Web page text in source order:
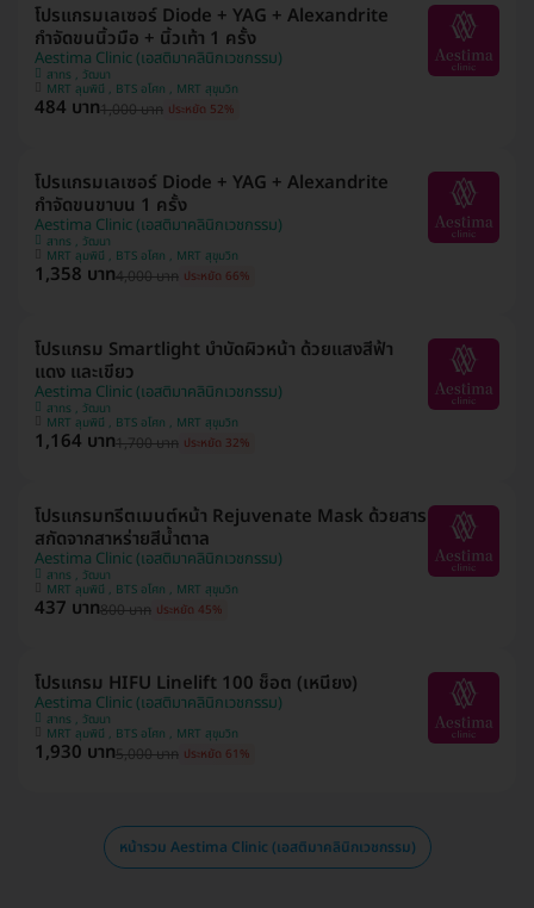
โปรแกรมเลเซอร์ Diode + YAG + Alexandrite
กำจัดขนนิ้วมือ + นิ้วเท้า 1 ครั้ง
Aestima Clinic (เอสติมาคลินิกเวชกรรม)
สาทร , วัฒนา
MRT ลุมพินี , BTS อโศก , MRT สุขุมวิท
484 บาท1,000 บาท ประหยัด 52%
โปรแกรมเลเซอร์ Diode + YAG + Alexandrite
กำจัดขนขาบน 1 ครั้ง
Aestima Clinic (เอสติมาคลินิกเวชกรรม)
สาทร , วัฒนา
MRT ลุมพินี , BTS อโศก , MRT สุขุมวิท
1,358 บาท4,000 บาท ประหยัด 66%
โปรแกรม Smartlight บำบัดผิวหน้า ด้วยแสงสีฟ้า
แดง และเขียว
Aestima Clinic (เอสติมาคลินิกเวชกรรม)
สาทร , วัฒนา
MRT ลุมพินี , BTS อโศก , MRT สุขุมวิท
1,164 บาท1,700 บาท ประหยัด 32%
โปรแกรมทรีตเมนต์หน้า Rejuvenate Mask ด้วยสาร
สกัดจากสาหร่ายสีน้ำตาล
Aestima Clinic (เอสติมาคลินิกเวชกรรม)
สาทร , วัฒนา
MRT ลุมพินี , BTS อโศก , MRT สุขุมวิท
437 บาท800 บาท ประหยัด 45%
โปรแกรม HIFU Linelift 100 ช็อต (เหนียง)
Aestima Clinic (เอสติมาคลินิกเวชกรรม)
สาทร , วัฒนา
MRT ลุมพินี , BTS อโศก , MRT สุขุมวิท
1,930 บาท5,000 บาท ประหยัด 61%
หน้ารวม Aestima Clinic (เอสติมาคลินิกเวชกรรม)